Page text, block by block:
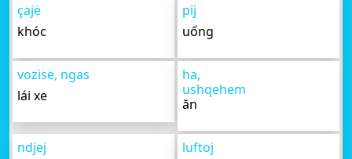
çajë
khóc
pij
uống
vozisë, ngas
lái xe
ha,
ushqehem
ăn
ndjej
luftoj